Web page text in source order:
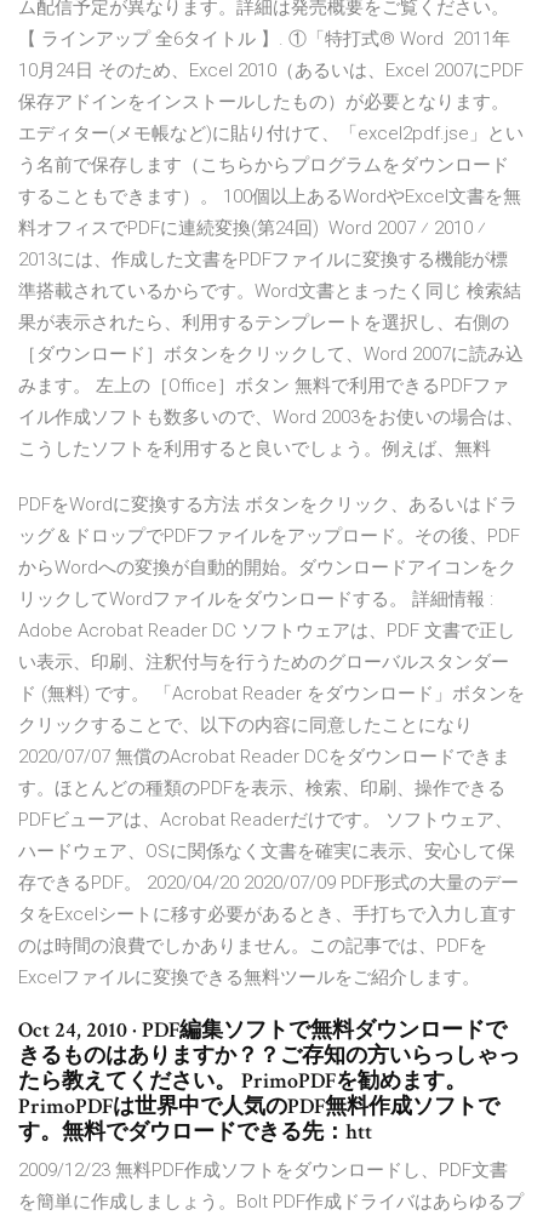
ム配信予定が異なります。詳細は発売概要をご覧ください。
【 ラインアップ 全6タイトル 】. ①「特打式® Word 2011年
10月24日 そのため、Excel 2010（あるいは、Excel 2007にPDF
保存アドインをインストールしたもの）が必要となります。
エディター(メモ帳など)に貼り付けて、「excel2pdf.jse」とい
う名前で保存します（こちらからプログラムをダウンロード
することもできます）。 100個以上あるWordやExcel文書を無
料オフィスでPDFに連続変換(第24回) Word 2007 ⁄ 2010 ⁄
2013には、作成した文書をPDFファイルに変換する機能が標
準搭載されているからです。Word文書とまったく同じ 検索結
果が表示されたら、利用するテンプレートを選択し、右側の
［ダウンロード］ボタンをクリックして、Word 2007に読み込
みます。 左上の［Office］ボタン 無料で利用できるPDFファ
イル作成ソフトも数多いので、Word 2003をお使いの場合は、
こうしたソフトを利用すると良いでしょう。例えば、無料
PDFをWordに変換する方法 ボタンをクリック、あるいはドラ
ッグ＆ドロップでPDFファイルをアップロード。その後、PDF
からWordへの変換が自動的開始。ダウンロードアイコンをク
リックしてWordファイルをダウンロードする。 詳細情報 :
Adobe Acrobat Reader DC ソフトウェアは、PDF 文書で正し
い表示、印刷、注釈付与を行うためのグローバルスタンダー
ド (無料) です。 「Acrobat Reader をダウンロード」ボタンを
クリックすることで、以下の内容に同意したことになり
2020/07/07 無償のAcrobat Reader DCをダウンロードできま
す。ほとんどの種類のPDFを表示、検索、印刷、操作できる
PDFビューアは、Acrobat Readerだけです。 ソフトウェア、
ハードウェア、OSに関係なく文書を確実に表示、安心して保
存できるPDF。 2020/04/20 2020/07/09 PDF形式の大量のデー
タをExcelシートに移す必要があるとき、手打ちで入力し直す
のは時間の浪費でしかありません。この記事では、PDFを
Excelファイルに変換できる無料ツールをご紹介します。
Oct 24, 2010 · PDF編集ソフトで無料ダウンロードで
きるものはありますか？？ご存知の方いらっしゃっ
たら教えてください。 PrimoPDFを勧めます。
PrimoPDFは世界中で人気のPDF無料作成ソフトで
す。無料でダウロードできる先：htt
2009/12/23 無料PDF作成ソフトをダウンロードし、PDF文書
を簡単に作成しましょう。Bolt PDF作成ドライバはあらゆるプ